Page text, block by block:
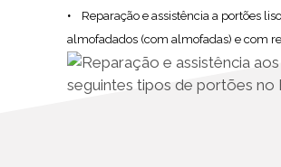
Reparação e assistência a portões
almofadados (com almofadas) e com